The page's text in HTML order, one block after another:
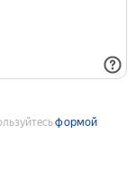
формой